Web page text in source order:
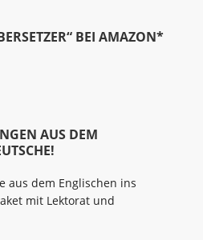
BEI AMAZON*
AUS DEM
aus dem Englischen ins
mit Lektorat und